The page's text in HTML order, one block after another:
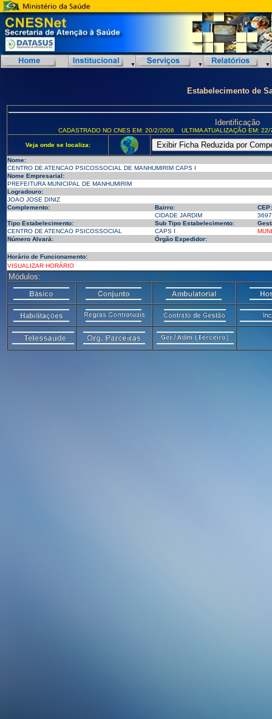
Estabelecimento de
Identificação
CADASTRADO NO CNES EM: 20/2/2006 ULTIMA ATUALIZAÇÃO EM:
Veja onde se localiza:
Nome:
CENTRO DE ATENCAO PSICOSSOCIAL DE MANHUMIRIM CAPS I
Nome Empresarial:
PREFEITURA MUNICIPAL DE MANHUMIRIM
Logradouro:
JOAO JOSE DINIZ
Complemento:
Bairro:
CEP:
CIDADE JARDIM
Tipo Estabelecimento:
Sub Tipo Estabelecimento:
CENTRO DE ATENCAO PSICOSSOCIAL
CAPS I
Número Alvará:
Órgão Expedidor:
Horário de Funcionamento:
VISUALIZAR HORÁRIO
Módulos: